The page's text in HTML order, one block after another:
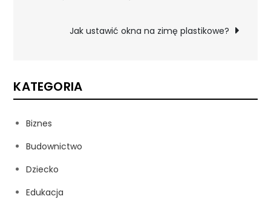
wpisu
Jak ustawić okna na zimę plastikowe?
KATEGORIA
Biznes
Budownictwo
Dziecko
Edukacja